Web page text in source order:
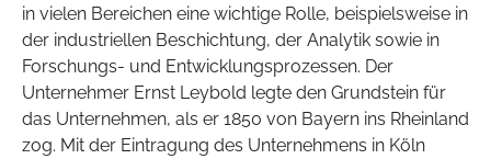
in vielen Bereichen eine wichtige Rolle, beispielsweise in
der industriellen Beschichtung, der Analytik sowie in
Forschungs- und Entwicklungsprozessen. Der
Unternehmer Ernst Leybold legte den Grundstein für
das Unternehmen, als er 1850 von Bayern ins Rheinland
zog. Mit der Eintragung des Unternehmens in Köln